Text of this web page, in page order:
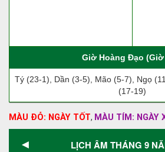
Giờ Hoàng Đạo
Tý (23-1), Dần (3-5), Mão (5-7), Ngọ
(17-19)
MÀU ĐỎ: NGÀY TỐT, MÀU TÍM: NGÀY
◄ LỊCH ÂM THÁNG 9